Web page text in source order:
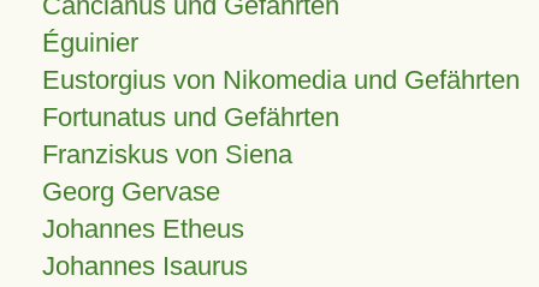
Éguinier
Eustorgius von Nikomedia und Gefährten
Fortunatus und Gefährten
Franziskus von Siena
Georg Gervase
Johannes Etheus
Johannes Isaurus